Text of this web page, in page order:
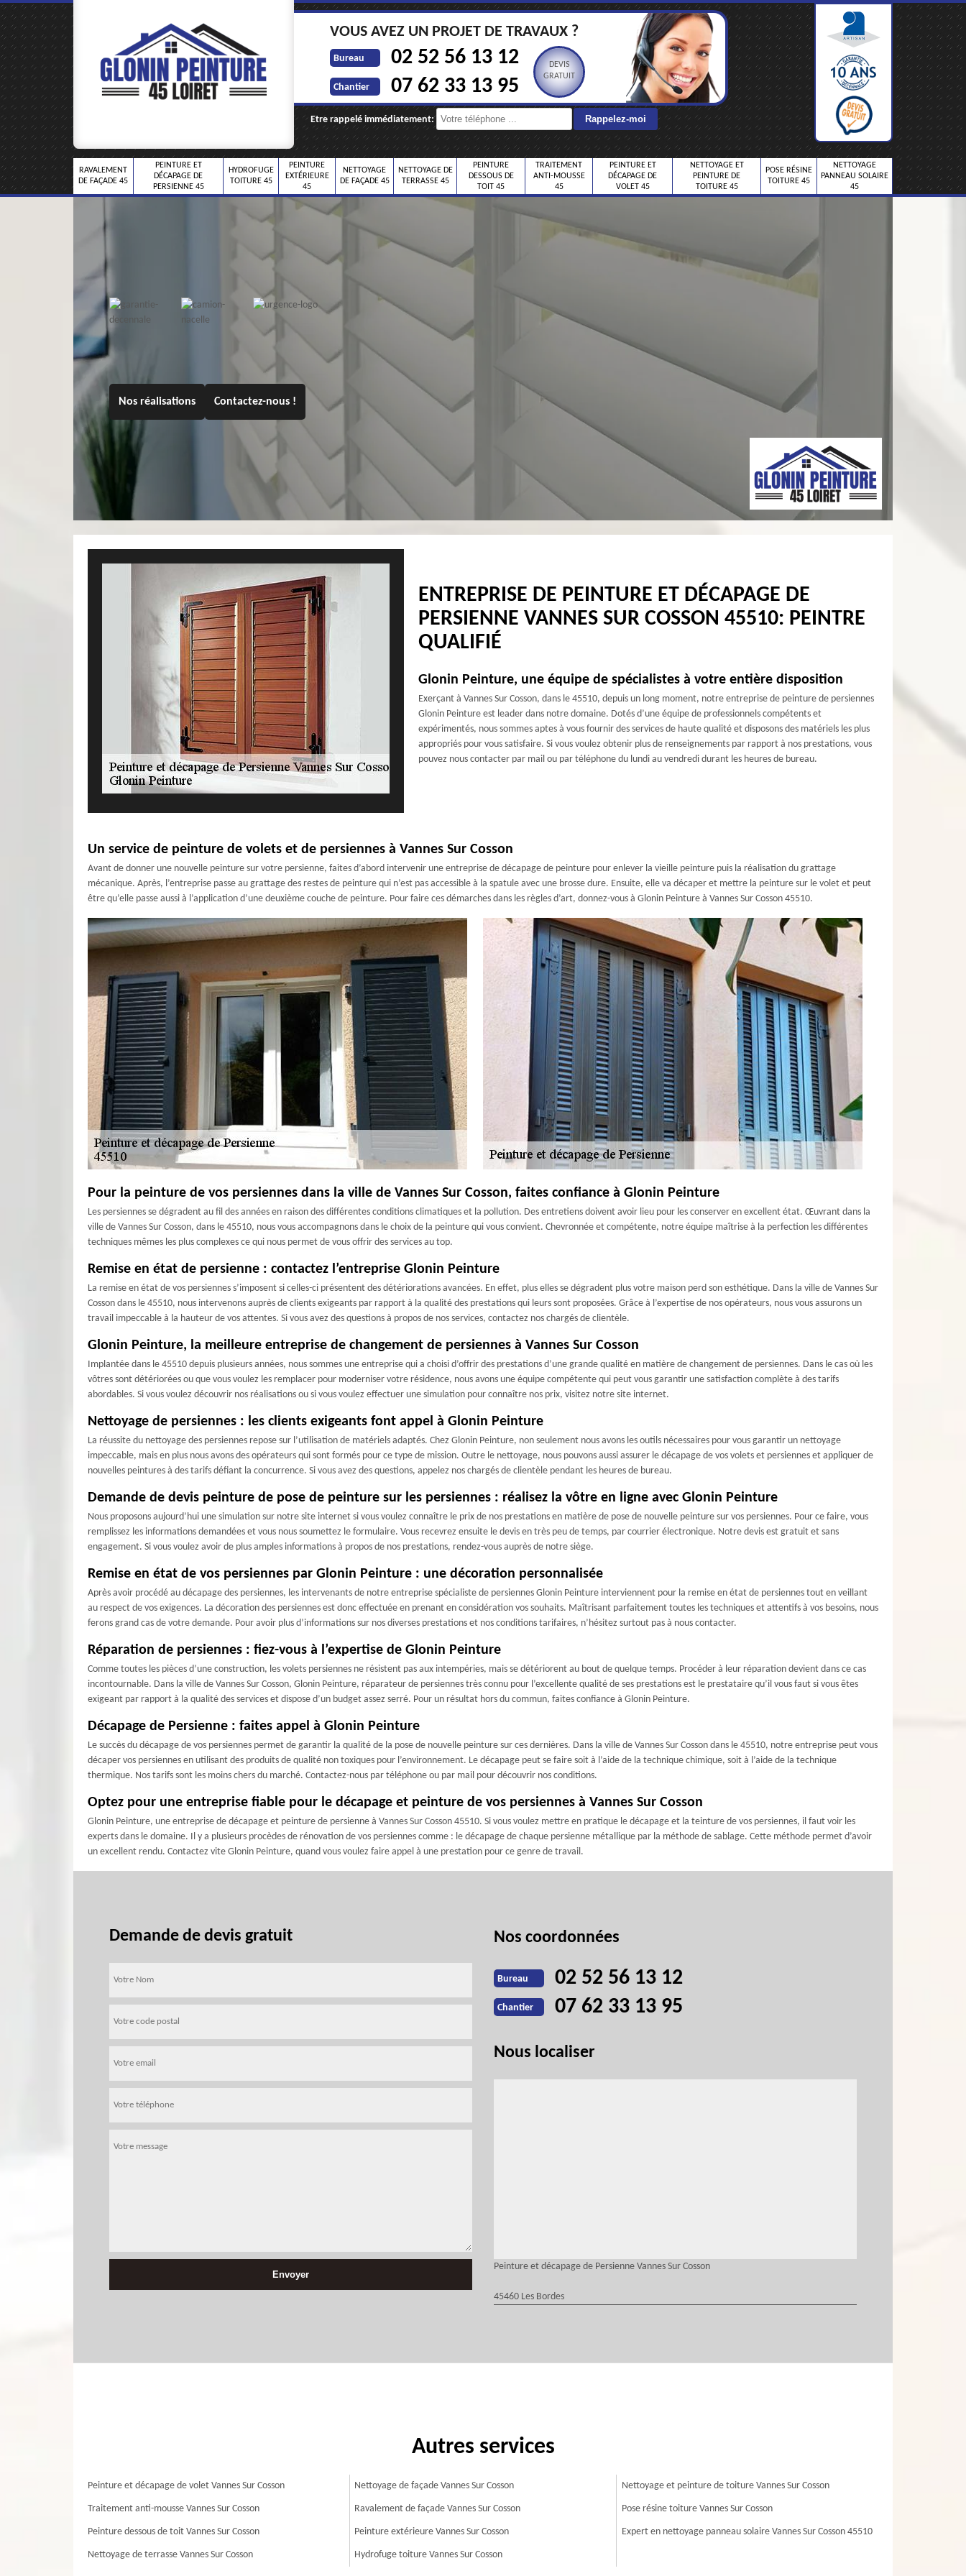
VOUS AVEZ UN PROJET DE TRAVAUX ?
Bureau 02 52 56 13 12
Chantier 07 62 33 13 95
DEVIS
GRATUIT
Etre rappelé immédiatement:
RAVALEMENT
DE FAÇADE 45
PEINTURE ET
DÉCAPAGE DE
PERSIENNE 45
HYDROFUGE
TOITURE 45
PEINTURE
EXTÉRIEURE
45
NETTOYAGE
DE FAÇADE 45
NETTOYAGE DE
TERRASSE 45
PEINTURE
DESSOUS DE
TOIT 45
TRAITEMENT
ANTI-MOUSSE
45
PEINTURE ET
DÉCAPAGE DE
VOLET 45
NETTOYAGE ET
PEINTURE DE
TOITURE 45
POSE RÉSINE
TOITURE 45
NETTOYAGE
PANNEAU SOLAIRE
45
Nos réalisations Contactez-nous !
ENTREPRISE DE PEINTURE ET DÉCAPAGE DE
PERSIENNE VANNES SUR COSSON 45510: PEINTRE
QUALIFIÉ
Glonin Peinture, une équipe de spécialistes à votre entière disposition
Exerçant à Vannes Sur Cosson, dans le 45510, depuis un long moment, notre entreprise de peinture de persiennes
Glonin Peinture est leader dans notre domaine. Dotés d’une équipe de professionnels compétents et
expérimentés, nous sommes aptes à vous fournir des services de haute qualité et disposons des matériels les plus
appropriés pour vous satisfaire. Si vous voulez obtenir plus de renseignements par rapport à nos prestations, vous
pouvez nous contacter par mail ou par téléphone du lundi au vendredi durant les heures de bureau.
Un service de peinture de volets et de persiennes à Vannes Sur Cosson
Avant de donner une nouvelle peinture sur votre persienne, faites d’abord intervenir une entreprise de décapage de peinture pour enlever la vieille peinture puis la réalisation du grattage
mécanique. Après, l’entreprise passe au grattage des restes de peinture qui n’est pas accessible à la spatule avec une brosse dure. Ensuite, elle va décaper et mettre la peinture sur le volet et peut
être qu’elle passe aussi à l’application d’une deuxième couche de peinture. Pour faire ces démarches dans les règles d’art, donnez-vous à Glonin Peinture à Vannes Sur Cosson 45510.
Pour la peinture de vos persiennes dans la ville de Vannes Sur Cosson, faites confiance à Glonin Peinture
Les persiennes se dégradent au fil des années en raison des différentes conditions climatiques et la pollution. Des entretiens doivent avoir lieu pour les conserver en excellent état. Œuvrant dans la
ville de Vannes Sur Cosson, dans le 45510, nous vous accompagnons dans le choix de la peinture qui vous convient. Chevronnée et compétente, notre équipe maîtrise à la perfection les différentes
techniques mêmes les plus complexes ce qui nous permet de vous offrir des services au top.
Remise en état de persienne : contactez l’entreprise Glonin Peinture
La remise en état de vos persiennes s’imposent si celles-ci présentent des détériorations avancées. En effet, plus elles se dégradent plus votre maison perd son esthétique. Dans la ville de Vannes Sur
Cosson dans le 45510, nous intervenons auprès de clients exigeants par rapport à la qualité des prestations qui leurs sont proposées. Grâce à l’expertise de nos opérateurs, nous vous assurons un
travail impeccable à la hauteur de vos attentes. Si vous avez des questions à propos de nos services, contactez nos chargés de clientèle.
Glonin Peinture, la meilleure entreprise de changement de persiennes à Vannes Sur Cosson
Implantée dans le 45510 depuis plusieurs années, nous sommes une entreprise qui a choisi d’offrir des prestations d’une grande qualité en matière de changement de persiennes. Dans le cas où les
vôtres sont détériorées ou que vous voulez les remplacer pour moderniser votre résidence, nous avons une équipe compétente qui peut vous garantir une satisfaction complète à des tarifs
abordables. Si vous voulez découvrir nos réalisations ou si vous voulez effectuer une simulation pour connaître nos prix, visitez notre site internet.
Nettoyage de persiennes : les clients exigeants font appel à Glonin Peinture
La réussite du nettoyage des persiennes repose sur l’utilisation de matériels adaptés. Chez Glonin Peinture, non seulement nous avons les outils nécessaires pour vous garantir un nettoyage
impeccable, mais en plus nous avons des opérateurs qui sont formés pour ce type de mission. Outre le nettoyage, nous pouvons aussi assurer le décapage de vos volets et persiennes et appliquer de
nouvelles peintures à des tarifs défiant la concurrence. Si vous avez des questions, appelez nos chargés de clientèle pendant les heures de bureau.
Demande de devis peinture de pose de peinture sur les persiennes : réalisez la vôtre en ligne avec Glonin Peinture
Nous proposons aujourd’hui une simulation sur notre site internet si vous voulez connaître le prix de nos prestations en matière de pose de nouvelle peinture sur vos persiennes. Pour ce faire, vous
remplissez les informations demandées et vous nous soumettez le formulaire. Vous recevrez ensuite le devis en très peu de temps, par courrier électronique. Notre devis est gratuit et sans
engagement. Si vous voulez avoir de plus amples informations à propos de nos prestations, rendez-vous auprès de notre siège.
Remise en état de vos persiennes par Glonin Peinture : une décoration personnalisée
Après avoir procédé au décapage des persiennes, les intervenants de notre entreprise spécialiste de persiennes Glonin Peinture interviennent pour la remise en état de persiennes tout en veillant
au respect de vos exigences. La décoration des persiennes est donc effectuée en prenant en considération vos souhaits. Maîtrisant parfaitement toutes les techniques et attentifs à vos besoins, nous
ferons grand cas de votre demande. Pour avoir plus d’informations sur nos diverses prestations et nos conditions tarifaires, n’hésitez surtout pas à nous contacter.
Réparation de persiennes : fiez-vous à l’expertise de Glonin Peinture
Comme toutes les pièces d’une construction, les volets persiennes ne résistent pas aux intempéries, mais se détériorent au bout de quelque temps. Procéder à leur réparation devient dans ce cas
incontournable. Dans la ville de Vannes Sur Cosson, Glonin Peinture, réparateur de persiennes très connu pour l’excellente qualité de ses prestations est le prestataire qu’il vous faut si vous êtes
exigeant par rapport à la qualité des services et dispose d’un budget assez serré. Pour un résultat hors du commun, faites confiance à Glonin Peinture.
Décapage de Persienne : faites appel à Glonin Peinture
Le succès du décapage de vos persiennes permet de garantir la qualité de la pose de nouvelle peinture sur ces dernières. Dans la ville de Vannes Sur Cosson dans le 45510, notre entreprise peut vous
décaper vos persiennes en utilisant des produits de qualité non toxiques pour l’environnement. Le décapage peut se faire soit à l’aide de la technique chimique, soit à l’aide de la technique
thermique. Nos tarifs sont les moins chers du marché. Contactez-nous par téléphone ou par mail pour découvrir nos conditions.
Optez pour une entreprise fiable pour le décapage et peinture de vos persiennes à Vannes Sur Cosson
Glonin Peinture, une entreprise de décapage et peinture de persienne à Vannes Sur Cosson 45510. Si vous voulez mettre en pratique le décapage et la teinture de vos persiennes, il faut voir les
experts dans le domaine. Il y a plusieurs procèdes de rénovation de vos persiennes comme : le décapage de chaque persienne métallique par la méthode de sablage. Cette méthode permet d’avoir
un excellent rendu. Contactez vite Glonin Peinture, quand vous voulez faire appel à une prestation pour ce genre de travail.
Demande de devis gratuit Nos coordonnées
Bureau 02 52 56 13 12
Chantier 07 62 33 13 95
Nous localiser
Peinture et décapage de Persienne Vannes Sur Cosson
45460 Les Bordes
Autres services
Peinture et décapage de volet Vannes Sur Cosson
Traitement anti-mousse Vannes Sur Cosson
Peinture dessous de toit Vannes Sur Cosson
Nettoyage de terrasse Vannes Sur Cosson
Nettoyage de façade Vannes Sur Cosson
Ravalement de façade Vannes Sur Cosson
Peinture extérieure Vannes Sur Cosson
Hydrofuge toiture Vannes Sur Cosson
Nettoyage et peinture de toiture Vannes Sur Cosson
Pose résine toiture Vannes Sur Cosson
Expert en nettoyage panneau solaire Vannes Sur Cosson 45510